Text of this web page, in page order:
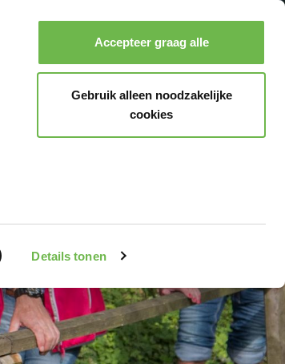
Details tonen
Accepteer graag alle
Gebruik alleen noodzakelijke
cookies
Boeken Menu